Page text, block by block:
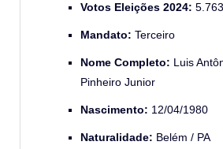
Votos Eleições 2024: 5.763
Mandato: Terceiro
Nome Completo: Luis
Pinheiro Junior
Nascimento: 12/04/1980
Naturalidade: Belém / PA